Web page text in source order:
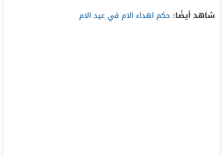
شاهد أيضًا: حكم اهداء الام في عيد الام